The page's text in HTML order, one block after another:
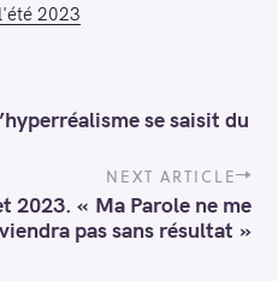
2023
se saisit du
NEXT ARTICLE
2023. « Ma Parole ne me
pas sans résultat »